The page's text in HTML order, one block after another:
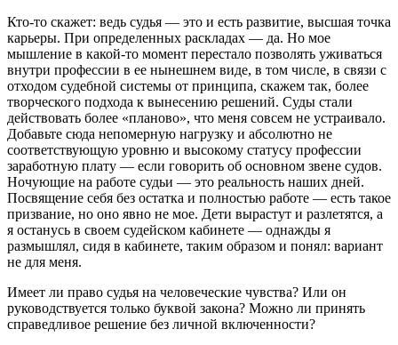
Кто-то скажет: ведь судья — это и есть развитие, высшая точка
карьеры. При определенных раскладах — да. Но мое
мышление в какой-то момент перестало позволять уживаться
внутри профессии в ее нынешнем виде, в том числе, в связи с
отходом судебной системы от принципа, скажем так, более
творческого подхода к вынесению решений. Суды стали
действовать более «планово», что меня совсем не устраивало.
Добавьте сюда непомерную нагрузку и абсолютно не
соответствующую уровню и высокому статусу профессии
заработную плату — если говорить об основном звене судов.
Ночующие на работе судьи — это реальность наших дней.
Посвящение себя без остатка и полностью работе — есть такое
призвание, но оно явно не мое. Дети вырастут и разлетятся, а
я останусь в своем судейском кабинете — однажды я
размышлял, сидя в кабинете, таким образом и понял: вариант
не для меня.
Имеет ли право судья на человеческие чувства? Или он
руководствуется только буквой закона? Можно ли принять
справедливое решение без личной включенности?